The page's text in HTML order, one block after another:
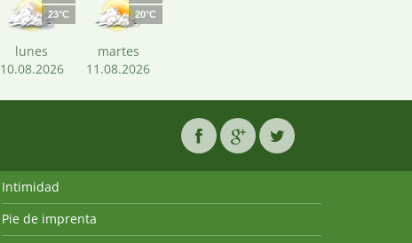
23°C
lunes
10.08.2026
20°C
martes
11.08.2026
Intimidad
Pie de imprenta